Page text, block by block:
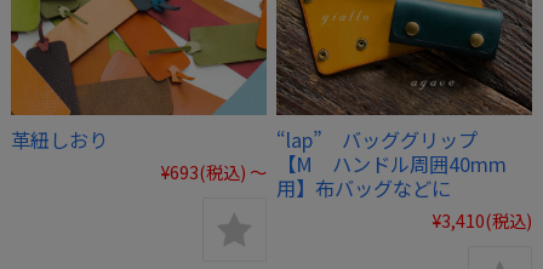
革紐しおり
¥693(税込) ～
“lap” バッググリップ
【M ハンドル周囲40mm
用】布バッグなどに
¥3,410(税込)